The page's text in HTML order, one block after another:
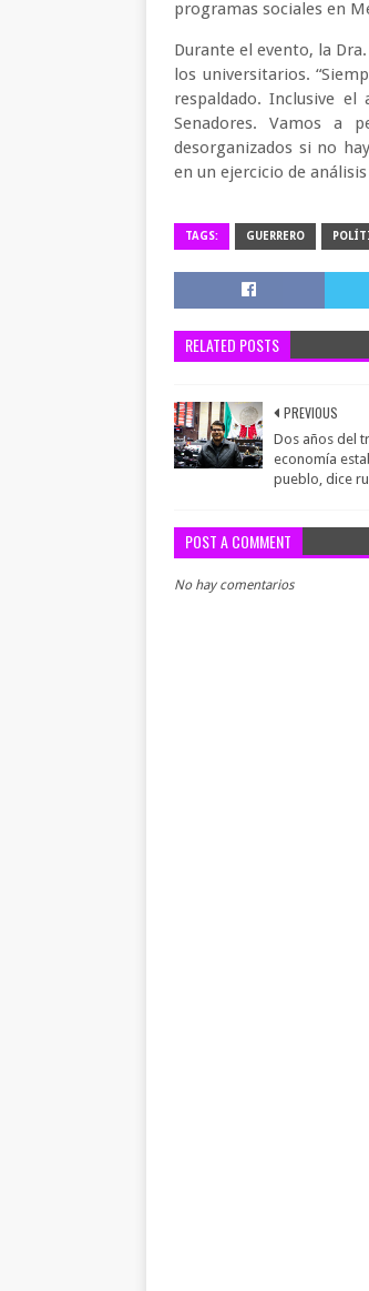
programas sociales en
Durante el evento, la
los universitarios.
respaldado. Inclusive
Senadores. Vamos a
desorganizados si no
en un ejercicio de
TAGS: GUERRERO
RELATED POSTS
PREVIOUS
Dos años del
economía
pueblo, dice
POST A COMMENT
No hay comentarios